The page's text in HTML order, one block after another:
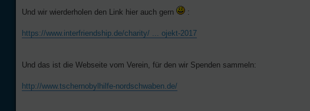
Und wir wierderholen den Link hier auch gern :
https://www.interfriendship.de/charity/ ... ojekt-2017
Und das ist die Webseite vom Verein, für den wir Spenden sammeln:
http://www.tschernobylhilfe-nordschwaben.de/